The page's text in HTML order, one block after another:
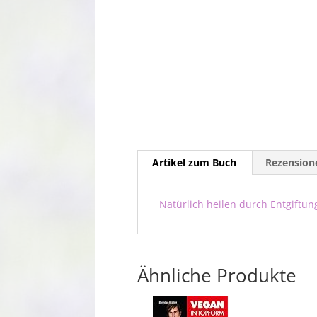
Artikel zum Buch
Natürlich heilen durch
Ähnliche Produkte